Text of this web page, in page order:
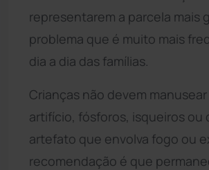
representarem a parcela mais
problema que é muito mais
dia a dia das famílias.
Crianças não devem
artifício, fósforos, isqueiros ou
artefato que envolva fogo ou
recomendação é que